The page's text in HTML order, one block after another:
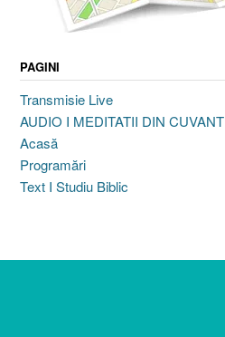
PAGINI
Transmisie Live
AUDIO I MEDITATII DIN CUVANT
Acasă
Programări
Text I Studiu Biblic